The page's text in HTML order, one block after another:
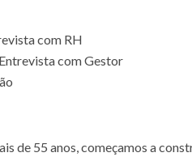
com RH
Entrevista com Gestor
de 55 anos, começamos a